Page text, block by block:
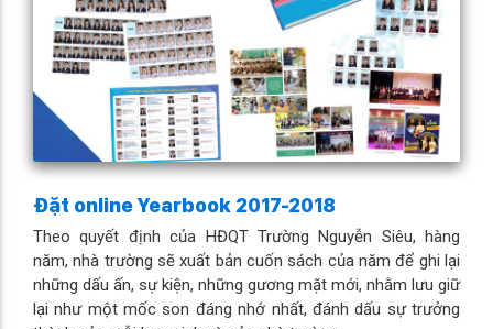
Đặt online Yearbook 2017-2018
Theo quyết định của HĐQT Trường Nguyễn Siêu, hàng
năm, nhà trường sẽ xuất bản cuốn sách của năm để ghi lại
những dấu ấn, sự kiện, những gương mặt mới, nhằm lưu giữ
lại như một mốc son đáng nhớ nhất, đánh dấu sự trưởng